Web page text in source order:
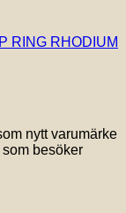
RING RHODIUM
nytt varumärke
besöker